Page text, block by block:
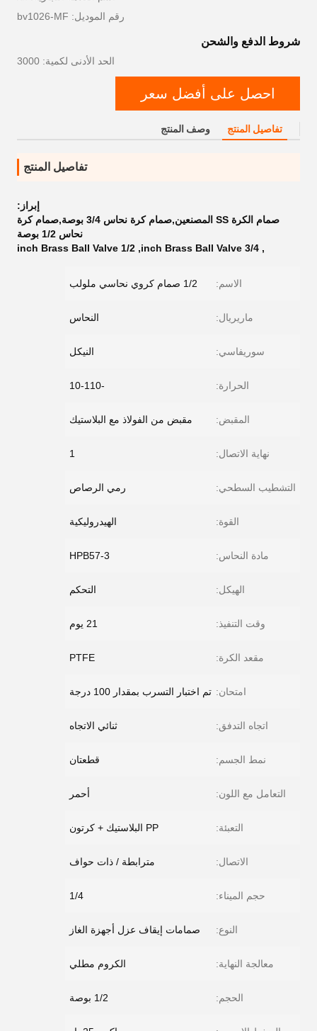
رقم الموديل: bv1026-MF
شروط الدفع والشحن
الحد الأدنى لكمية: 3000
احصل على أفضل سعر
تفاصيل المنتج وصف المنتج
تفاصيل المنتج
إبراز:
صمام الكرة SS المصنعين,صمام كرة نحاس 3/4 بوصة,صمام كرة
نحاس 1/2 بوصة
,
3/4 inch Brass Ball Valve
,
1/2 inch Brass Ball Valve
الاسم: 1/2 صمام كروي نحاسي ملولب
ماريريال: النحاس
سوريفاسي: النيكل
الحرارة: -10-110
المقبض: مقبض من الفولاذ مع البلاستيك
نهاية الاتصال: 1
التشطيب السطحي: رمي الرصاص
القوة: الهيدروليكية
مادة النحاس: HPB57-3
الهيكل: التحكم
وقت التنفيذ: 21 يوم
مقعد الكرة: PTFE
امتحان: تم اختبار التسرب بمقدار 100 درجة
اتجاه التدفق: ثنائي الاتجاه
نمط الجسم: قطعتان
التعامل مع اللون: أحمر
التعبئة: PP البلاستيك + كرتون
الاتصال: مترابطة / ذات حواف
حجم الميناء: 1/4
النوع: صمامات إيقاف عزل أجهزة الغاز
معالجة النهاية: الكروم مطلي
الحجم: 1/2 بوصة